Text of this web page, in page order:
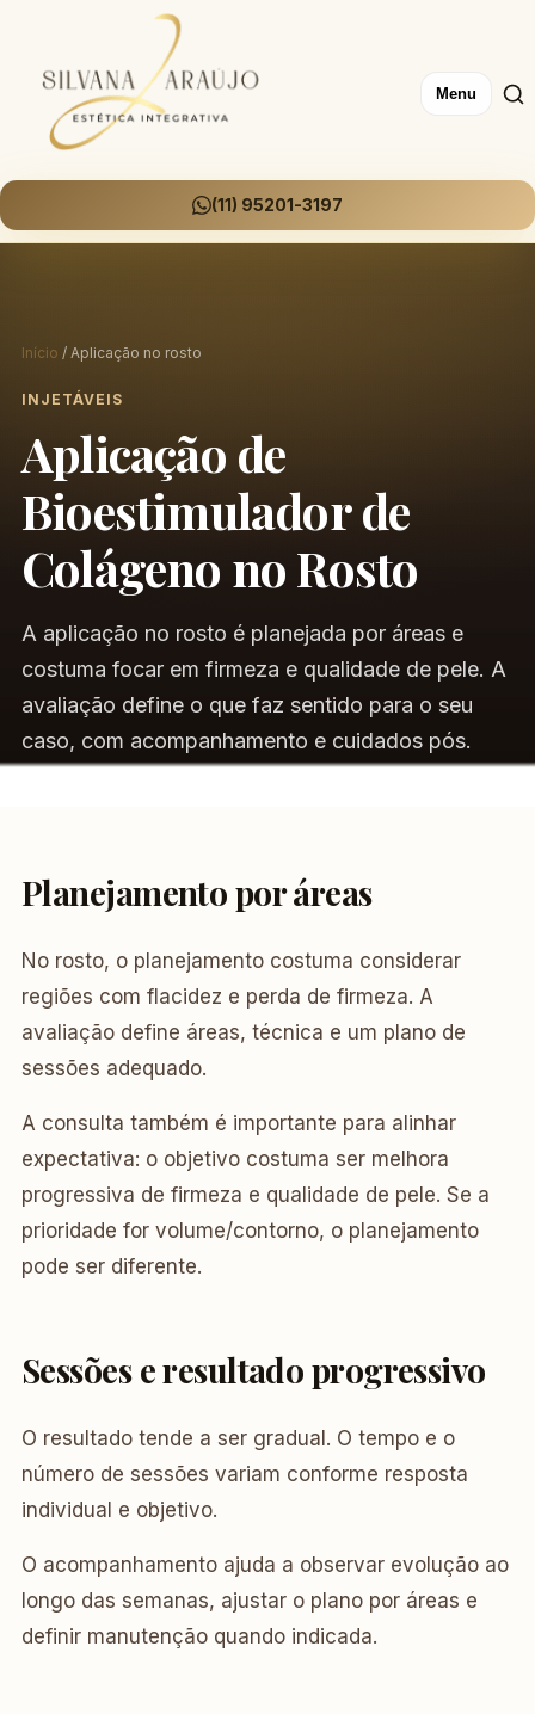
Menu
(11) 95201-3197
Início / Aplicação no rosto
INJETÁVEIS
Aplicação de
Bioestimulador de
Colágeno no Rosto
A aplicação no rosto é planejada por áreas e
costuma focar em firmeza e qualidade de pele. A
avaliação define o que faz sentido para o seu
caso, com acompanhamento e cuidados pós.
Planejamento por áreas
No rosto, o planejamento costuma considerar
regiões com flacidez e perda de firmeza. A
avaliação define áreas, técnica e um plano de
sessões adequado.
A consulta também é importante para alinhar
expectativa: o objetivo costuma ser melhora
progressiva de firmeza e qualidade de pele. Se a
prioridade for volume/contorno, o planejamento
pode ser diferente.
Sessões e resultado progressivo
O resultado tende a ser gradual. O tempo e o
número de sessões variam conforme resposta
individual e objetivo.
O acompanhamento ajuda a observar evolução ao
longo das semanas, ajustar o plano por áreas e
definir manutenção quando indicada.